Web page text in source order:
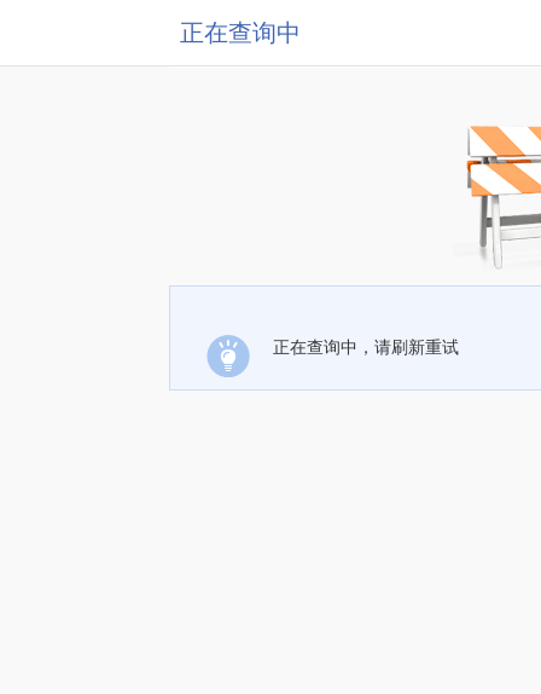
正在查询中
正在查询中，请刷新重试